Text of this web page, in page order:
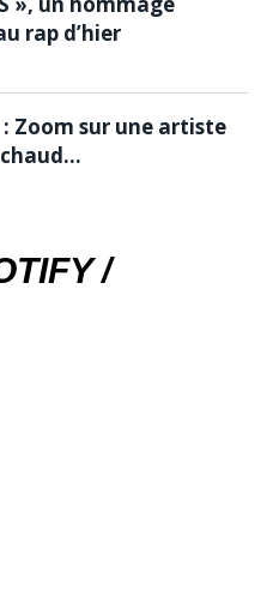
rap d’hier
Zoom sur une artiste
/